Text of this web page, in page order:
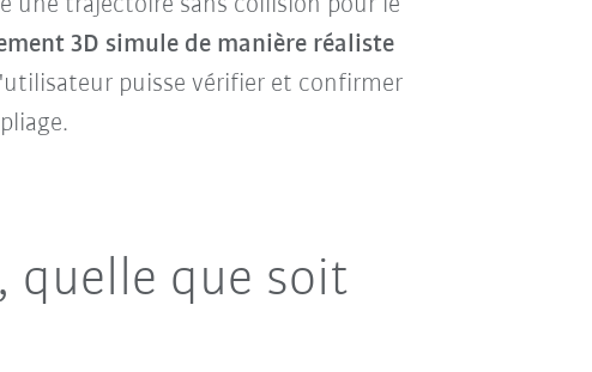
3D simule de manière réaliste
puisse vérifier et confirmer
quelle que soit